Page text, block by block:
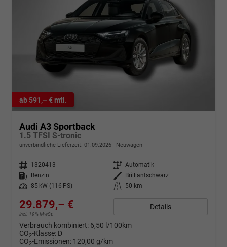
ab 591,– € mtl.
Audi A3 Sportback
1.5 TFSI S-tronic
unverbindliche Lieferzeit: 01.09.2026 Neuwagen
Fahrzeugnr. 1320413 Getriebe Automatik
Kraftstoff
Benzin Außenfarbe
Brilliantschwarz
Leistung
85 kW (116 PS) Kilometerstand 50 km
29.879,– €
incl. 19% MwSt.
Details
Verbrauch kombiniert: 6,50 l/100km
CO2-Klasse: D
CO2-Emissionen: 120,00 g/km